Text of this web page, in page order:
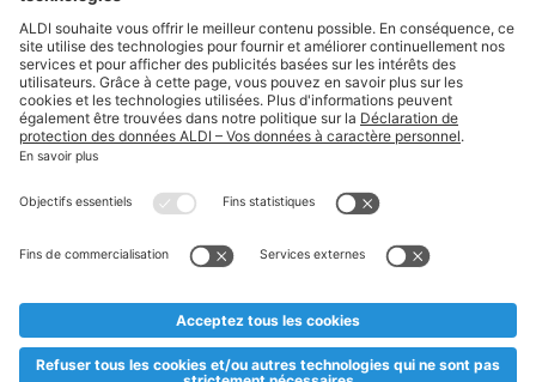
Suivez ALDI Luxembourg
Textes marqués d'un astérisque et mentions légales
esoulaang bis de Stock eidel ass. Mir soen Iech Merci fir Äert
Planifikatioun ausverkaaft sollte sinn. De VALORLUX-Präis an
** Op dësem Site huet d'Benotze vun der männlecher Form eng
besser Liesbarkeet am Sënn an huet keng diskriminéierend